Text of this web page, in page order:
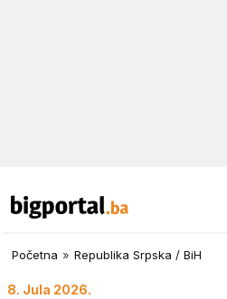
Početna » Republika Srpska / BiH
8. Jula 2026.